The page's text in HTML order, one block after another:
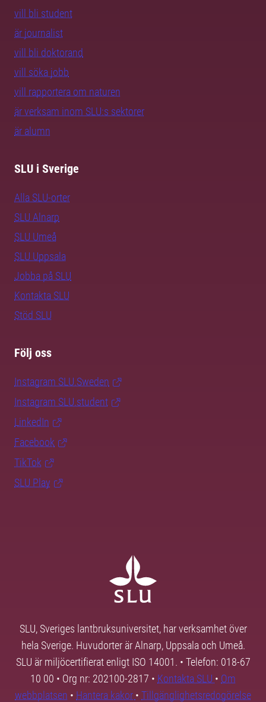
vill bli student
är journalist
vill bli doktorand
vill söka jobb
vill rapportera om naturen
är verksam inom SLU:s sektorer
är alumn
SLU i Sverige
Alla SLU-orter
SLU Alnarp
SLU Umeå
SLU Uppsala
Jobba på SLU
Kontakta SLU
Stöd SLU
Följ oss
Instagram SLU.Sweden
Instagram SLU.student
LinkedIn
Facebook
TikTok
SLU Play
SLU, Sveriges lantbruksuniversitet, har verksamhet över
hela Sverige. Huvudorter är Alnarp, Uppsala och Umeå.
SLU är miljöcertifierat enligt ISO 14001. • Telefon: 018-67
10 00 • Org nr: 202100-2817 • Kontakta SLU • Om
webbplatsen • Hantera kakor • Tillgänglighetsredogörelse